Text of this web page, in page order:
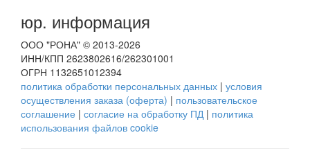
юр. информация
ООО "РОНА" © 2013-2026
ИНН/КПП 2623802616/262301001
ОГРН 1132651012394
политика обработки персональных данных | условия
осуществления заказа (оферта) | пользовательское
соглашение | согласие на обработку ПД| политика
использования файлов cookie